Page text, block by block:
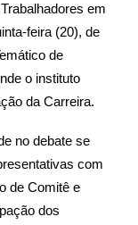
em
feira (20), de
de
o instituto
da Carreira.
no debate se
com
de Comitê e
dos